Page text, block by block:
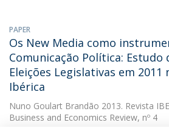
PAPER
Os New Media como
Comunicação Política: Estudo
Eleições Legislativas em 2011
Ibérica
Nuno Goulart Brandão 2013. Revista
Business and Economics Review, nº 4